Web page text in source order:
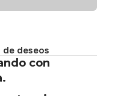
deseos
con